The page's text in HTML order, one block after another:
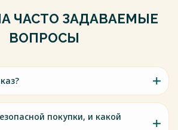
ЧАСТО ЗАДАВАЕМЫЕ
ВОПРОСЫ
покупки, и какой